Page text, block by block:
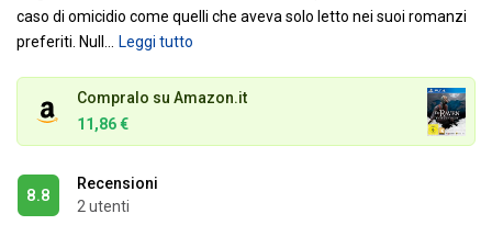
caso di omicidio come quelli che aveva solo letto nei suoi romanzi
preferiti. Null
Leggi tutto
Compralo su Amazon.it
11,86 €
8.8
Recensioni
2 utenti